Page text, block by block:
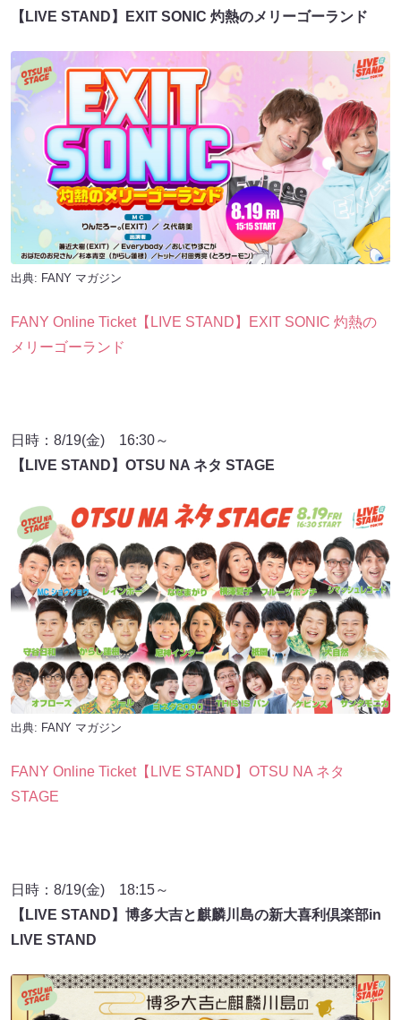
【LIVE STAND】EXIT SONIC 灼熱のメリーゴーランド
出典: FANY マガジン
FANY Online Ticket【LIVE STAND】EXIT SONIC 灼熱の
メリーゴーランド
日時：8/19(金) 16:30～
【LIVE STAND】OTSU NA ネタ STAGE
出典: FANY マガジン
FANY Online Ticket【LIVE STAND】OTSU NA ネタ
STAGE
日時：8/19(金) 18:15～
【LIVE STAND】博多大吉と麒麟川島の新大喜利倶楽部in
LIVE STAND